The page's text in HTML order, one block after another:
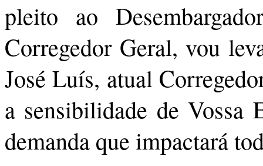
pleito ao
Corregedor Geral, vou
José Luís, atual
a sensibilidade de Vossa
demanda que impactará